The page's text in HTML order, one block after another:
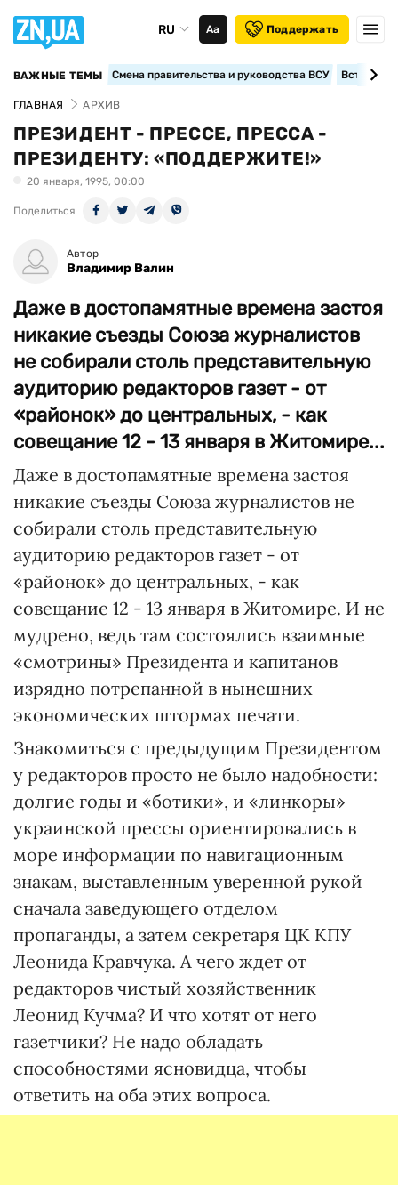
RU Аа Поддержать
ВАЖНЫЕ ТЕМЫ Смена правительства и руководства ВСУ
ГЛАВНАЯ АРХИВ
ПРЕЗИДЕНТ - ПРЕССЕ, ПРЕССА -
ПРЕЗИДЕНТУ: «ПОДДЕРЖИТЕ!»
20 января, 1995, 00:00
Поделиться
Автор
Владимир Валин
Даже в достопамятные времена застоя
никакие съезды Союза журналистов
не собирали столь представительную
аудиторию редакторов газет - от
«районок» до центральных, - как
совещание 12 - 13 января в Житомире...
Даже в достопамятные времена застоя
никакие съезды Союза журналистов не
собирали столь представительную
аудиторию редакторов газет - от
«районок» до центральных, - как
совещание 12 - 13 января в Житомире. И не
мудрено, ведь там состоялись взаимные
«смотрины» Президента и капитанов
изрядно потрепанной в нынешних
экономических штормах печати.
Знакомиться с предыдущим Президентом
у редакторов просто не было надобности:
долгие годы и «ботики», и «линкоры»
украинской прессы ориентировались в
море информации по навигационным
знакам, выставленным уверенной рукой
сначала заведующего отделом
пропаганды, а затем секретаря ЦК КПУ
Леонида Кравчука. А чего ждет от
редакторов чистый хозяйственник
Леонид Кучма? И что хотят от него
газетчики? Не надо обладать
способностями ясновидца, чтобы
ответить на оба этих вопроса.